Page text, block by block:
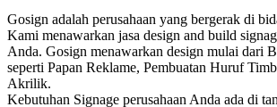
Gosign adalah perusahaan yang bergerak di
Kami menawarkan jasa design and build
Anda. Gosign menawarkan design mulai dari
seperti Papan Reklame, Pembuatan Huruf
Akrilik.
Kebutuhan Signage perusahaan Anda ada di